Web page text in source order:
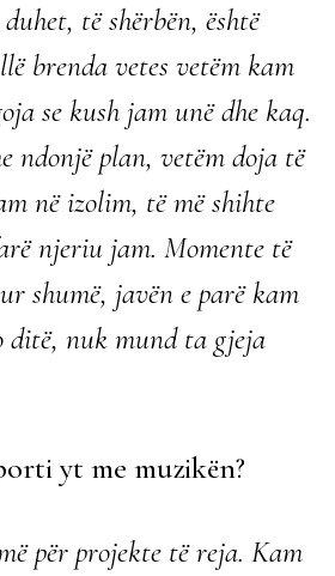
të shërbën, është
brenda vetes vetëm kam
se kush jam unë dhe kaq.
ndonjë plan, vetëm doja të
në izolim, të më shihte
njeriu jam. Momente të
shumë, javën e parë kam
ditë, nuk mund ta gjeja
yt me muzikën?
për projekte të reja. Kam